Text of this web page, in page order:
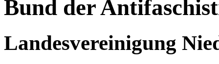
Bund der
Landesvereinigung